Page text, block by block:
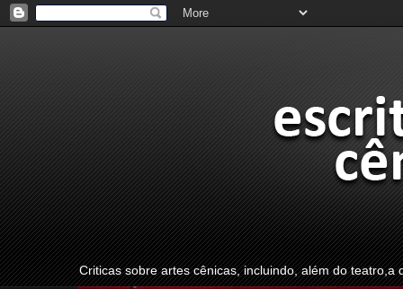
Criticas sobre artes cênicas, incluindo, além do